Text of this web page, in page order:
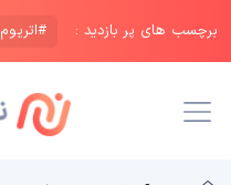
برچسب های پر بازدید : #اتریوم